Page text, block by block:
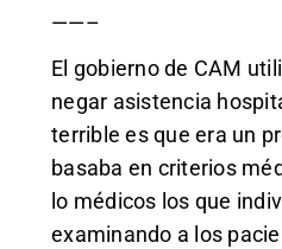
——–
El gobierno de CAM
negar asistencia
terrible es que era un
basaba en criterios
lo médicos los que
examinando a los